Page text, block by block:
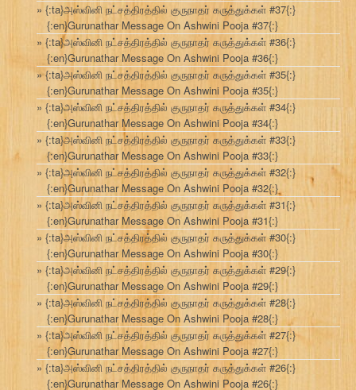
{:ta}அஸ்வினி நட்சத்திரத்தில் குருநாதர் கருத்துக்கள் #37{:}
{:en}Gurunathar Message On Ashwini Pooja #37{:}
{:ta}அஸ்வினி நட்சத்திரத்தில் குருநாதர் கருத்துக்கள் #36{:}
{:en}Gurunathar Message On Ashwini Pooja #36{:}
{:ta}அஸ்வினி நட்சத்திரத்தில் குருநாதர் கருத்துக்கள் #35{:}
{:en}Gurunathar Message On Ashwini Pooja #35{:}
{:ta}அஸ்வினி நட்சத்திரத்தில் குருநாதர் கருத்துக்கள் #34{:}
{:en}Gurunathar Message On Ashwini Pooja #34{:}
{:ta}அஸ்வினி நட்சத்திரத்தில் குருநாதர் கருத்துக்கள் #33{:}
{:en}Gurunathar Message On Ashwini Pooja #33{:}
{:ta}அஸ்வினி நட்சத்திரத்தில் குருநாதர் கருத்துக்கள் #32{:}
{:en}Gurunathar Message On Ashwini Pooja #32{:}
{:ta}அஸ்வினி நட்சத்திரத்தில் குருநாதர் கருத்துக்கள் #31{:}
{:en}Gurunathar Message On Ashwini Pooja #31{:}
{:ta}அஸ்வினி நட்சத்திரத்தில் குருநாதர் கருத்துக்கள் #30{:}
{:en}Gurunathar Message On Ashwini Pooja #30{:}
{:ta}அஸ்வினி நட்சத்திரத்தில் குருநாதர் கருத்துக்கள் #29{:}
{:en}Gurunathar Message On Ashwini Pooja #29{:}
{:ta}அஸ்வினி நட்சத்திரத்தில் குருநாதர் கருத்துக்கள் #28{:}
{:en}Gurunathar Message On Ashwini Pooja #28{:}
{:ta}அஸ்வினி நட்சத்திரத்தில் குருநாதர் கருத்துக்கள் #27{:}
{:en}Gurunathar Message On Ashwini Pooja #27{:}
{:ta}அஸ்வினி நட்சத்திரத்தில் குருநாதர் கருத்துக்கள் #26{:}
{:en}Gurunathar Message On Ashwini Pooja #26{:}